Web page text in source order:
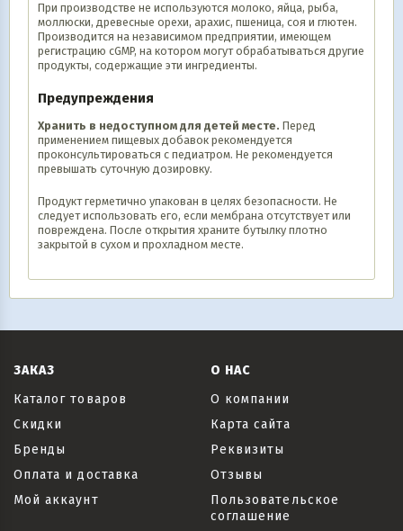
При производстве не используются молоко, яйца, рыба,
моллюски, древесные орехи, арахис, пшеница, соя и глютен.
Производится на независимом предприятии, имеющем
регистрацию cGMP, на котором могут обрабатываться другие
продукты, содержащие эти ингредиенты.
Предупреждения
Хранить в недоступном для детей месте. Перед
применением пищевых добавок рекомендуется
проконсультироваться с педиатром. Не рекомендуется
превышать суточную дозировку.
Продукт герметично упакован в целях безопасности. Не
следует использовать его, если мембрана отсутствует или
повреждена. После открытия храните бутылку плотно
закрытой в сухом и прохладном месте.
ЗАКАЗ
Каталог товаров
Скидки
Бренды
Оплата и доставка
Мой аккаунт
О НАС
О компании
Карта сайта
Реквизиты
Отзывы
Пользовательское
соглашение